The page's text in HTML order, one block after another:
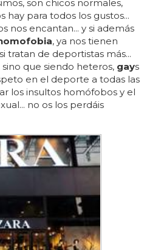
son chicos normales,
hay para todos los gustos...
nos encantan... y si además
, ya nos tienen
tratan de deportistas más...
que siendo heteros, gays
en el deporte a todas las
los insultos homófobos y el
no os los perdáis